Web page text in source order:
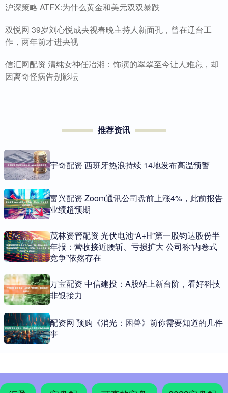
沪深策略 ATFX:为什么黄金和美元双双暴跌
双悦网 39岁刘心悦成央视春晚主持人新面孔，曾在辽台工
作，两年前才进央视
信汇网配资 清纯女神任冶湘：饰演的翠翠至今让人难忘，却
因离奇怪病告别影坛
推荐资讯
宇奇配资 西班牙热浪持续 14地发布高温预警
富兴配资 Zoom通讯公司盘前上涨4%，此前报告
业绩超预期
茂林资管配资 光伏电池“A+H”第一股钧达股份半
年报：营收接近腰斩、亏损扩大 公司称“内卷式
竞争”依然存在
万宝配资 中信建投：A股站上新台阶，看好科技
非银接力
配资网 预购《消光：困兽》前你需要知道的几件
事